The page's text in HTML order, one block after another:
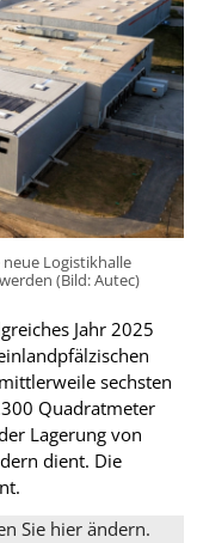
Logistikhalle
(Bild: Autec)
Jahr 2025
sechsten
Quadratmeter
Lagerung von
dient. Die
Sie hier ändern.